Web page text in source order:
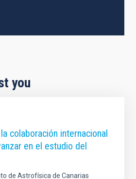
you
colaboración internacional
en el estudio del
de Astrofísica de Canarias